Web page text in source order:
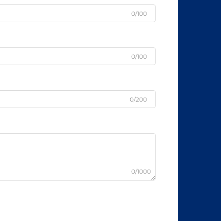
0/100
0/100
0/200
0/1000